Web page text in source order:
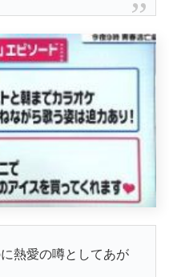
熱愛の噂としてあが